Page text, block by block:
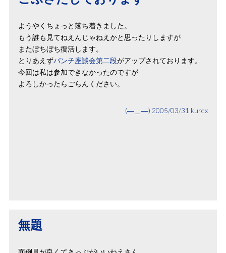
ようやくちょっと落ち着きました。
もう誰も見てねえんじゃねえかと思ったりしますが
またぼちぼち復活します。
とりあえずパンチ座談会第二段がアップされております。
今回は私は参加できなかったのですが
よろしかったらごらんください。
(―＿―) 2005/03/31 kurex
無題